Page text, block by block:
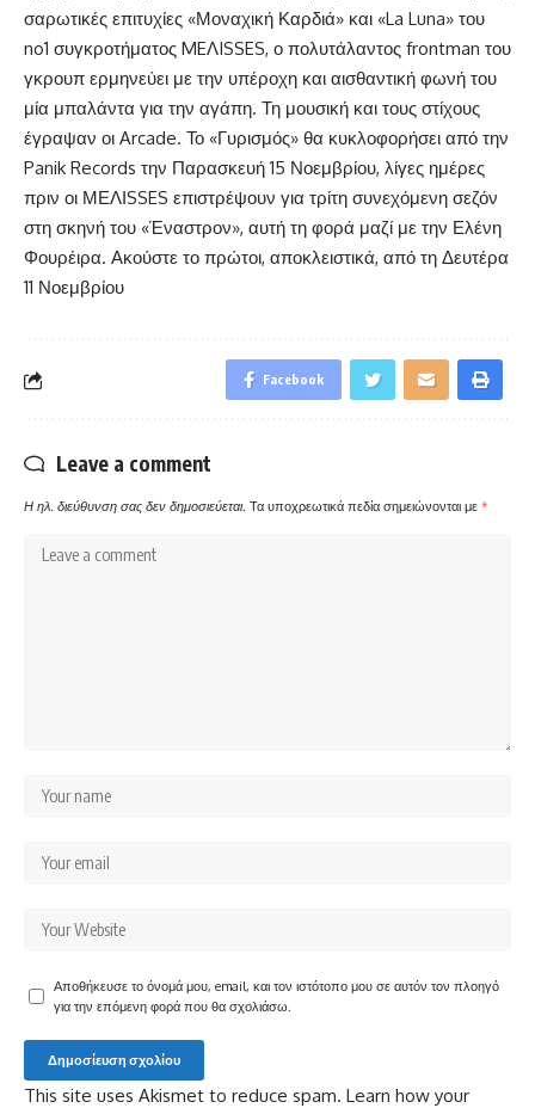
σαρωτικές επιτυχίες «Μοναχική Καρδιά» και «La Luna» του
no1 συγκροτήματος MEΛISSES, ο πολυτάλαντος frontman του
γκρουπ ερμηνεύει με την υπέροχη και αισθαντική φωνή του
μία μπαλάντα για την αγάπη. Τη μουσική και τους στίχους
έγραψαν οι Arcade. Το «Γυρισμός» θα κυκλοφορήσει από την
Panik Records την Παρασκευή 15 Νοεμβρίου, λίγες ημέρες
πριν οι ΜΕΛΙSSES επιστρέψουν για τρίτη συνεχόμενη σεζόν
στη σκηνή του «Έναστρον», αυτή τη φορά μαζί με την Ελένη
Φουρέιρα. Ακούστε το πρώτοι, αποκλειστικά, από τη Δευτέρα
11 Νοεμβρίου
Facebook
Leave a comment
Η ηλ. διεύθυνση σας δεν δημοσιεύεται. Τα υποχρεωτικά πεδία σημειώνονται με *
Αποθήκευσε το όνομά μου, email, και τον ιστότοπο μου σε αυτόν τον πλοηγό
για την επόμενη φορά που θα σχολιάσω.
This site uses Akismet to reduce spam. Learn how your